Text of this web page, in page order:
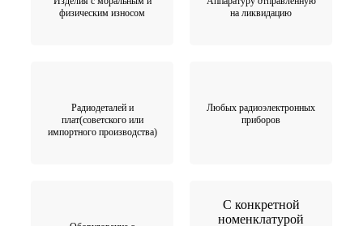
физическим износом
на ликвидацию
Радиодеталей и
плат(советского или
импортного производства)
Любых радиоэлектронных
приборов
С конкретной
номенклатурой